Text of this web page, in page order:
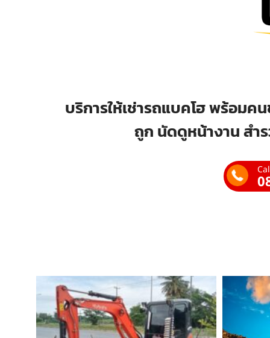
บริการให้เช่ารถแบคโฮ พร้อมค
ถูก นัดดูหน้างาน สำ